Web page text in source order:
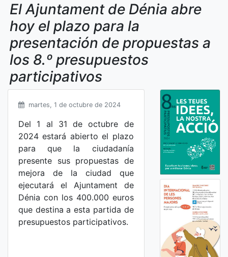
El Ajuntament de Dénia abre
hoy el plazo para la
presentación de propuestas a
los 8.º presupuestos
participativos
martes, 1 de octubre de 2024
Del 1 al 31 de octubre de
2024 estará abierto el plazo
para que la ciudadanía
presente sus propuestas de
mejora de la ciudad que
ejecutará el Ajuntament de
Dénia con los 400.000 euros
que destina a esta partida de
presupuestos participativos.